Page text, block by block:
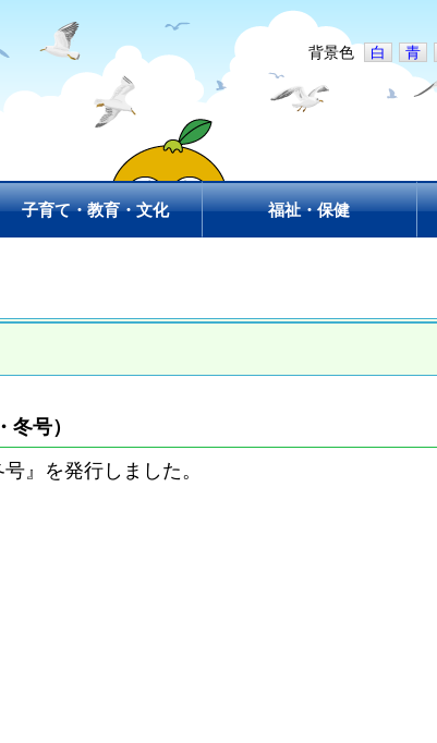
背景色 白 青
子育て・教育・文化 福祉・保健
号）
』を発行しました。